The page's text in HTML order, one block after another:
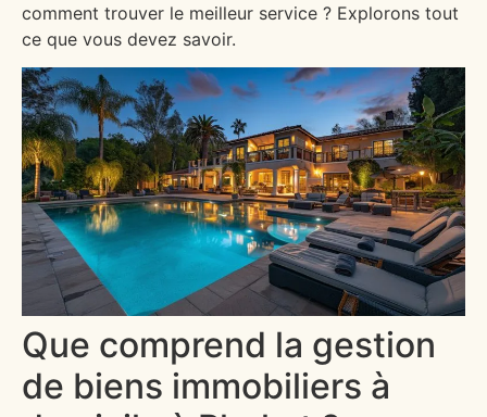
comment trouver le meilleur service ? Explorons tout
ce que vous devez savoir.
Que comprend la gestion
de biens immobiliers à